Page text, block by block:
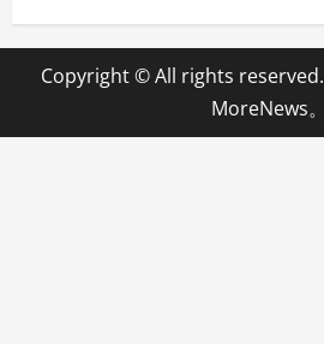
Copyright © All rights reserved.
MoreNews。